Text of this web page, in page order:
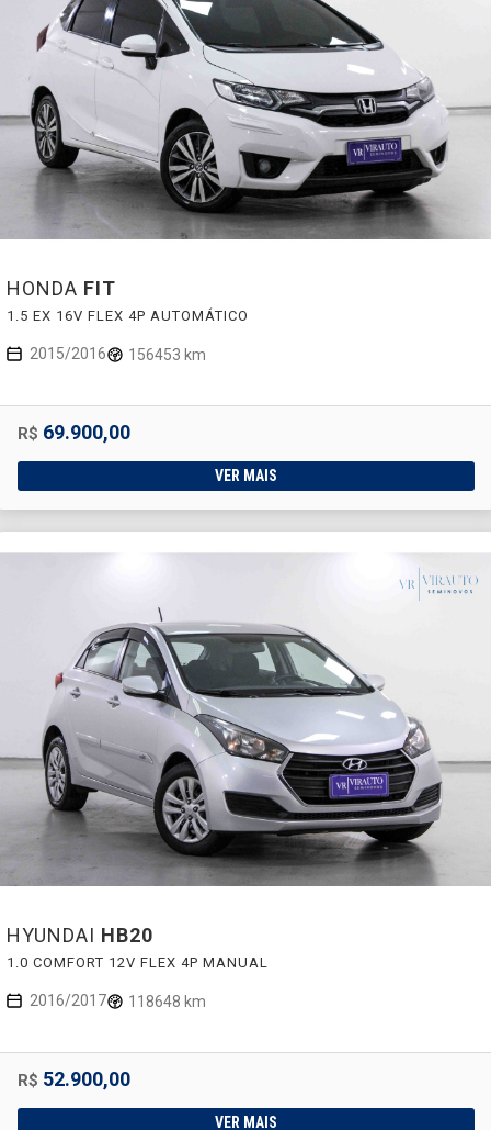
HONDA FIT
1.5 EX 16V FLEX 4P AUTOMÁTICO
2015/2016 156453 km
R$ 69.900,00
VER MAIS
HYUNDAI HB20
1.0 COMFORT 12V FLEX 4P MANUAL
2016/2017 118648 km
R$ 52.900,00
VER MAIS